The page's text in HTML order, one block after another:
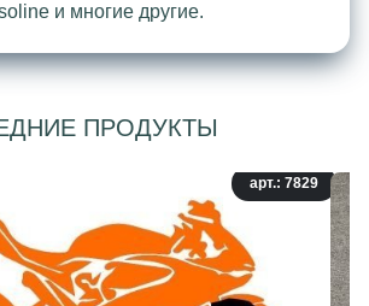
и многие другие.
ПРОДУКТЫ
арт.: 7829